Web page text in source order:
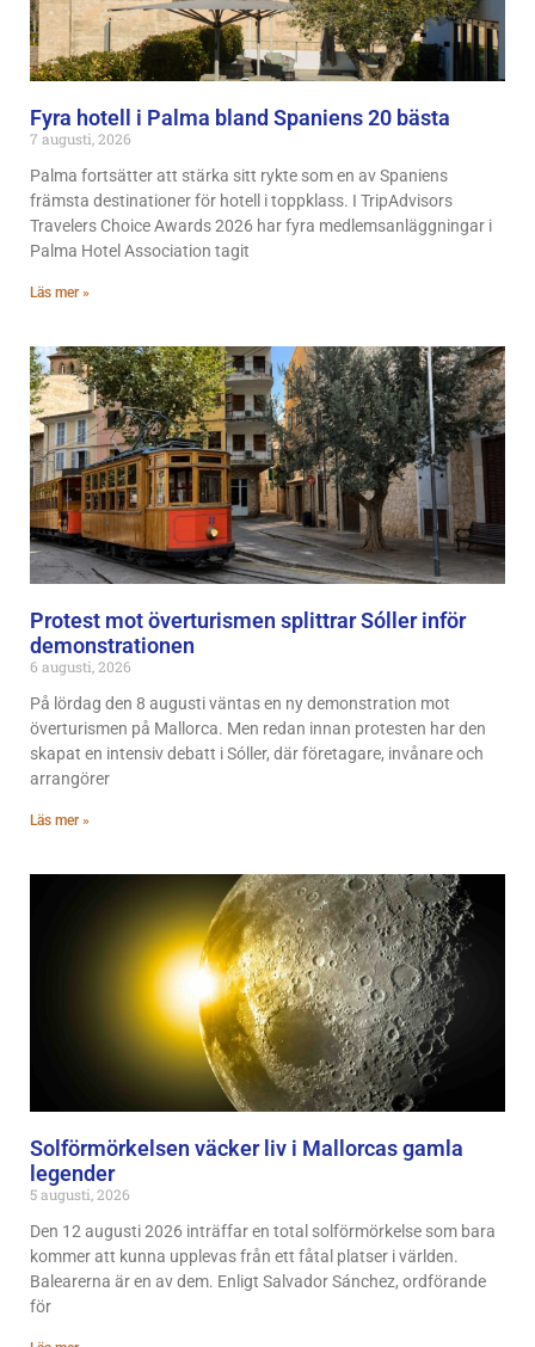
Fyra hotell i Palma bland Spaniens 20 bästa
7 augusti, 2026
Palma fortsätter att stärka sitt rykte som en av Spaniens
främsta destinationer för hotell i toppklass. I TripAdvisors
Travelers Choice Awards 2026 har fyra medlemsanläggningar i
Palma Hotel Association tagit
Läs mer »
Protest mot överturismen splittrar Sóller inför
demonstrationen
6 augusti, 2026
På lördag den 8 augusti väntas en ny demonstration mot
överturismen på Mallorca. Men redan innan protesten har den
skapat en intensiv debatt i Sóller, där företagare, invånare och
arrangörer
Läs mer »
Solförmörkelsen väcker liv i Mallorcas gamla
legender
5 augusti, 2026
Den 12 augusti 2026 inträffar en total solförmörkelse som bara
kommer att kunna upplevas från ett fåtal platser i världen.
Balearerna är en av dem. Enligt Salvador Sánchez, ordförande
för